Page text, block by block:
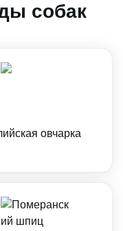
собак
овчарка